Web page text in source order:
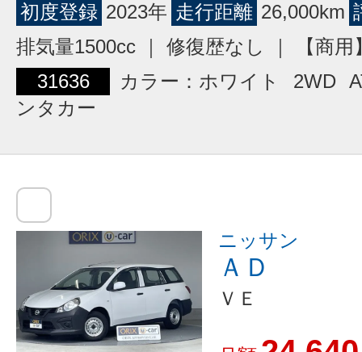
初度登録 2023年 走行距離 26,000km
排気量1500cc ｜ 修復歴なし ｜ 【商
31636
カラー：ホワイト 2WD
ンタカー
ニッサン
ＡＤ
ＶＥ